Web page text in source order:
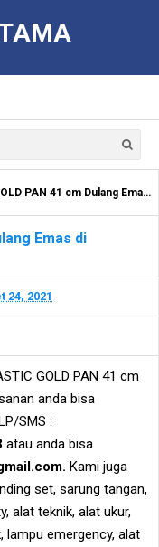
41 cm Dulang Emas di Balikpapan
Emas di
24, 2021
GOLD PAN 41 cm
anda bisa
SMS :
atau anda bisa
Kami juga
set, sarung tangan,
alat teknik, alat ukur,
lampu emergency, alat